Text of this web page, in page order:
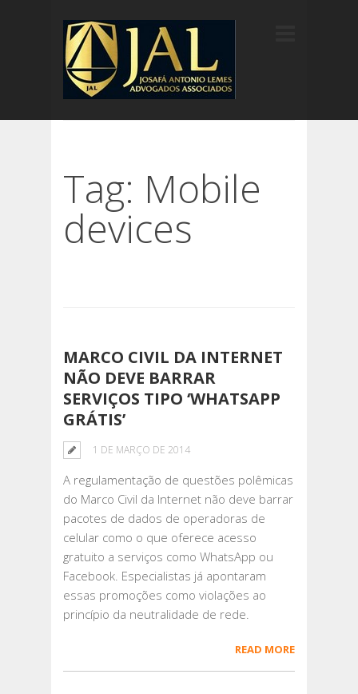
Tag: Mobile
devices
MARCO CIVIL DA INTERNET
NÃO DEVE BARRAR
SERVIÇOS TIPO ‘WHATSAPP
GRÁTIS’
1 DE MARÇO DE 2014
A regulamentação de questões polêmicas
do Marco Civil da Internet não deve barrar
pacotes de dados de operadoras de
celular como o que oferece acesso
gratuito a serviços como WhatsApp ou
Facebook. Especialistas já apontaram
essas promoções como violações ao
princípio da neutralidade de rede.
READ MORE